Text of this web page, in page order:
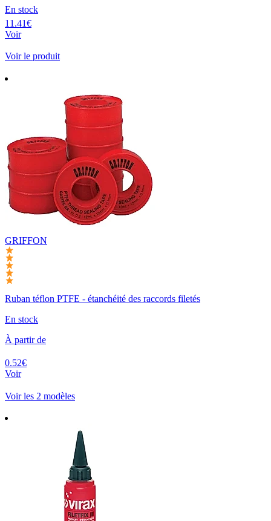
En stock
11.41€
Voir
Voir le produit
GRIFFON
Ruban téflon PTFE - étanchéité des raccords filetés
En stock
À partir de
0.52€
Voir
Voir les 2 modèles